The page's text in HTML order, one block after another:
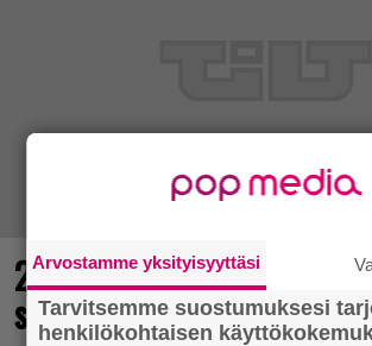
25 kaikkien aikojen parasta
supersankaripeliä listattu
Arvostamme yksityisyyttäsi
Tarvitsemme suostumuksesi
henkilökohtaisen